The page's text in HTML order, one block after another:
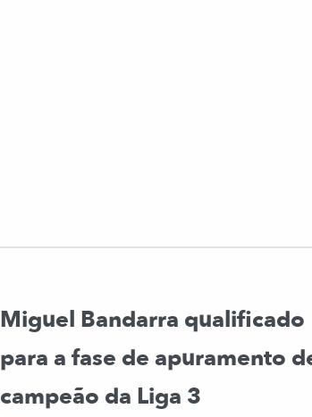
Miguel Bandarra qualificado
para a fase de apuramento
campeão da Liga 3